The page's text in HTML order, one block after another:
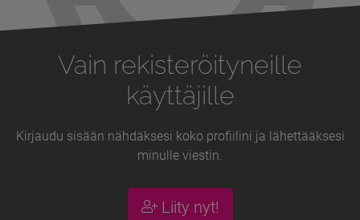
Vain rekisteröityneille
käyttäjille
Kirjaudu sisään nähdäksesi koko profiilini ja lähettääksesi
minulle viestin.
Liity nyt!